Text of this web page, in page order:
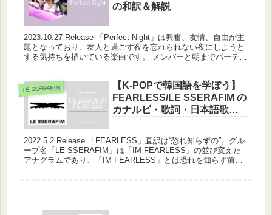
の和訳＆解説
2023.10.27 Release 「Perfect Night」は興奮、友情、自由が主
題となっており、友人と過ごす夜を忘れられない夜にしようと
する気持ちを描いている楽曲です。 メンバーと朝までパーティ
LE SSERAFIM
【K-POPで韓国語を学ぼう】
FEARLESS/LE SSERAFIM の
カナルビ・歌詞・日本語歌
2022.5.2 Release 「FEARLESS」直訳は“恐れ知らずの”。グル
ープ名「LE SSERAFIM」は「IM FEARLESS」の並び変えた
アナグラムであり、「IM FEARLESS」とは恐れを知らず前に